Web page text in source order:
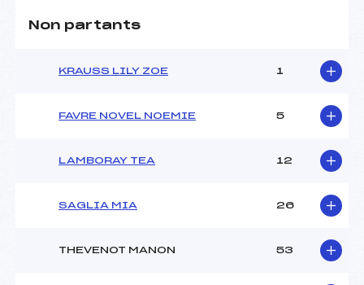
Non partants
KRAUSS LILY ZOE 1
FAVRE NOVEL NOEMIE 5
LAMBORAY TEA 12
SAGLIA MIA 26
THEVENOT MANON 53